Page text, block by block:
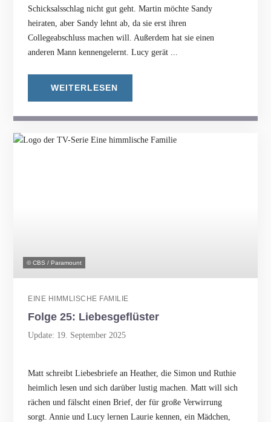
Schicksalsschlag nicht gut geht. Martin möchte Sandy
heiraten, aber Sandy lehnt ab, da sie erst ihren
Collegeabschluss machen will. Außerdem hat sie einen
anderen Mann kennengelernt. Lucy gerät ...
WEITERLESEN
© CBS / Paramount
EINE HIMMLISCHE FAMILIE
Folge 25: Liebesgeflüster
Update: 19. September 2025
Matt schreibt Liebesbriefe an Heather, die Simon und Ruthie
heimlich lesen und sich darüber lustig machen. Matt will sich
rächen und fälscht einen Brief, der für große Verwirrung
sorgt. Annie und Lucy lernen Laurie kennen, ein Mädchen,